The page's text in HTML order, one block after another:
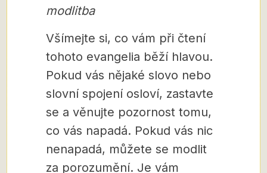
modlitba
Všímejte si, co vám při čtení
tohoto evangelia běží hlavou.
Pokud vás nějaké slovo nebo
slovní spojení osloví, zastavte
se a věnujte pozornost tomu,
co vás napadá. Pokud vás nic
nenapadá, můžete se modlit
za porozumění. Je vám